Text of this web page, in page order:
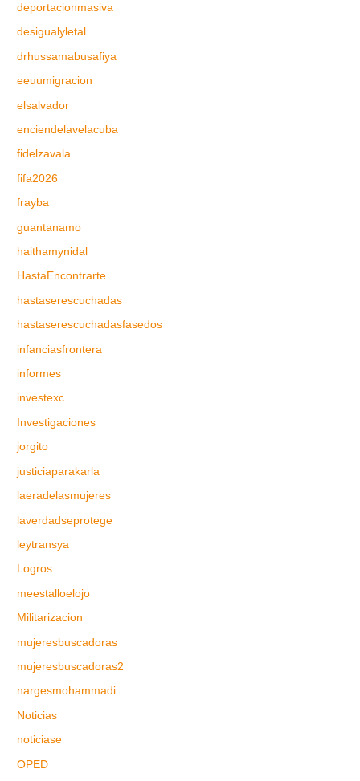
deportacionmasiva
desigualyletal
drhussamabusafiya
eeuumigracion
elsalvador
enciendelavelacuba
fidelzavala
fifa2026
frayba
guantanamo
haithamynidal
HastaEncontrarte
hastaserescuchadas
hastaserescuchadasfasedos
infanciasfrontera
informes
investexc
Investigaciones
jorgito
justiciaparakarla
laeradelasmujeres
laverdadseprotege
leytransya
Logros
meestalloelojo
Militarizacion
mujeresbuscadoras
mujeresbuscadoras2
nargesmohammadi
Noticias
noticiase
OPED